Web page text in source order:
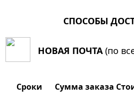
СПОСОБЫ
НОВАЯ ПОЧТА(по
Сроки Сумма заказа